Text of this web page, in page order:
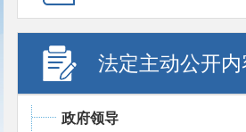
法定主动公开内
政府领导